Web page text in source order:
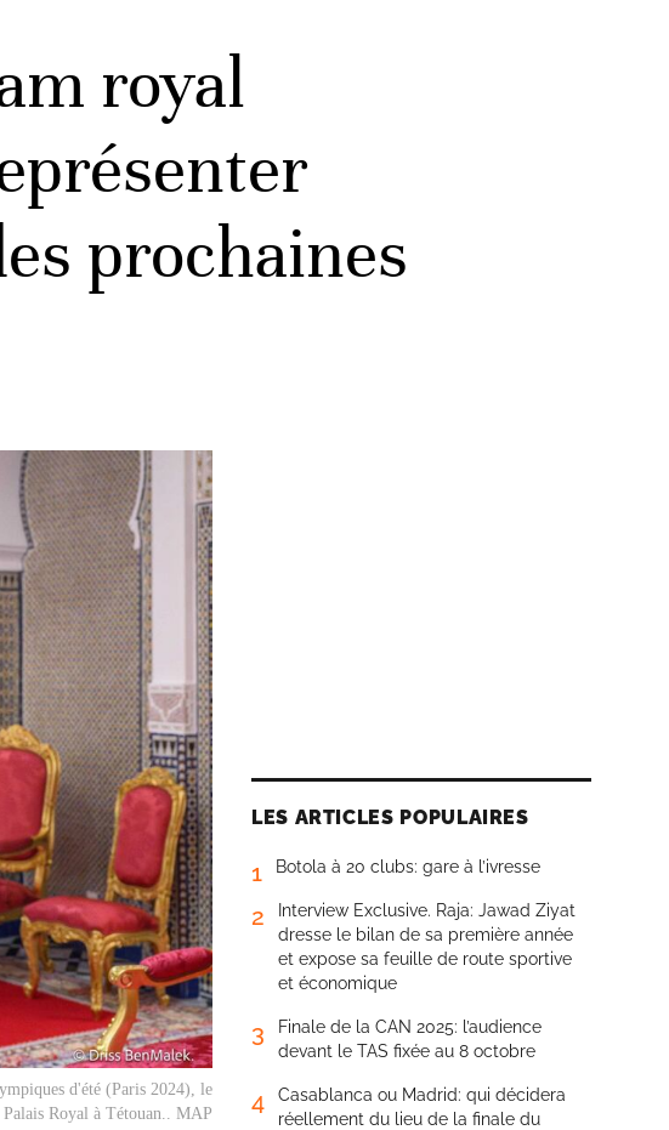
royal
prochaines
d'été (Paris 2024), le
Royal à Tétouan.. MAP
LES ARTICLES POPULAIRES
1 Botola à 20 clubs: gare à l’ivresse
2
Interview Exclusive. Raja: Jawad Ziyat
dresse le bilan de sa première année
et expose sa feuille de route sportive
et économique
3
Finale de la CAN 2025: l’audience
devant le TAS fixée au 8 octobre
4
Casablanca ou Madrid: qui décidera
réellement du lieu de la finale du